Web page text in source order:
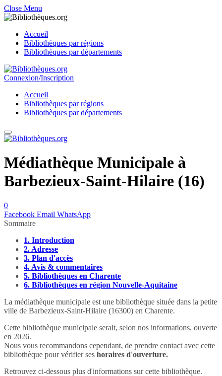
Close Menu
Accueil
Bibliothèques par régions
Bibliothèques par départements
Connexion/Inscription
Accueil
Bibliothèques par régions
Bibliothèques par départements
Médiathèque Municipale à
Barbezieux-Saint-Hilaire (16)
0
Facebook Email WhatsApp
Sommaire
1. Introduction
2. Adresse
3. Plan d'accès
4. Avis & commentaires
5. Bibliothèques en Charente
6. Bibliothèques en région Nouvelle-Aquitaine
La médiathèque municipale est une bibliothèque située dans la petite
ville de Barbezieux-Saint-Hilaire (16300) en Charente.
Cette bibliothèque municipale serait, selon nos informations, ouverte
en 2026.
Nous vous recommandons cependant, de prendre contact avec cette
bibliothèque pour vérifier ses horaires d'ouverture.
Retrouvez ci-dessous plus d'informations sur cette bibliothèque.